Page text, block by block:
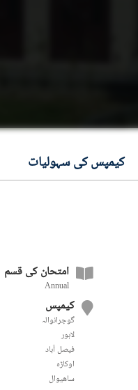
کیمپس کی سہولیات
امتحان کی قسم
Annual
کیمپس
گوجرانوالہ
لاہور
فيصل آباد
اوکاڑہ
ساھیوال